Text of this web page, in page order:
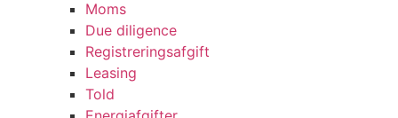
Moms
Due diligence
Registreringsafgift
Leasing
Told